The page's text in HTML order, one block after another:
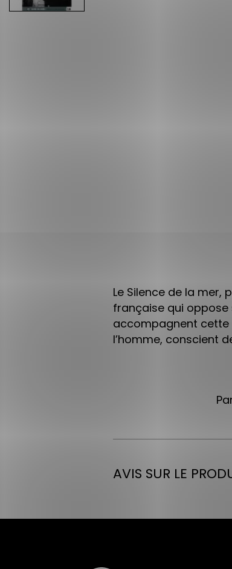
Le Silence de la mer,
française qui oppose
accompagnent cette
l’homme, conscient
AVIS SUR LE